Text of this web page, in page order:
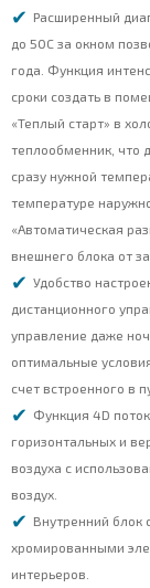
Расширенный
до 50С за окном
года. Функция
сроки создать в
«Теплый старт» в
теплообменник, что
сразу нужной
температуре
«Автоматическая
внешнего блока от
Удобство
дистанционного
управление даже
оптимальные
счет встроенного в
Функция 4D
горизонтальных и
воздуха с
воздух.
Внутренний
хромированными
интерьеров.